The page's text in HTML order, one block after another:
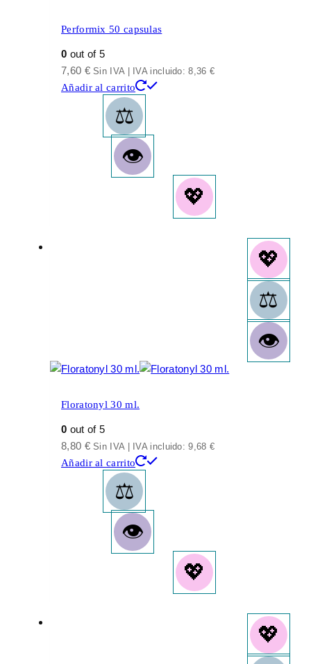
Performix 50 capsulas
0 out of 5
7,60 € Sin IVA | IVA incluido:8,36 €
Añadir al carrito
Floratonyl 30 ml.
0 out of 5
8,80 € Sin IVA | IVA incluido:9,68 €
Añadir al carrito